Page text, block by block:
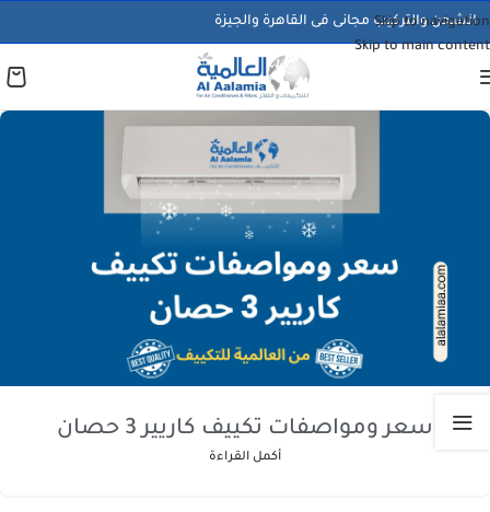
Skip to navigation
Skip to main content
الشحن والتركيب مجانى فى القاهرة والجيزة
سعر ومواصفات تكييف كاريير 3 حصان
أكمل القراءة